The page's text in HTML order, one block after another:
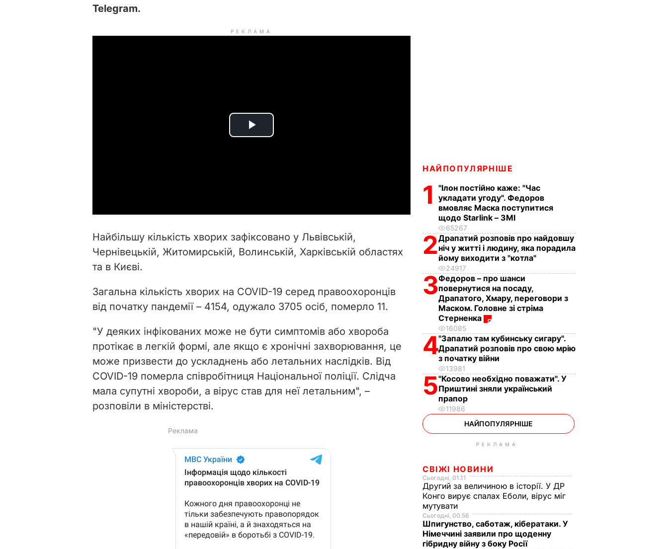
Telegram.
РЕКЛАМА
P
i
e
o
Найбільшу кількість хворих зафіксовано у Львівській,
Чернівецькій, Житомирській, Волинській, Харківській областях
та в Києві.
Загальна кількість хворих на COVID-19 серед правоохоронців
від початку пандемії – 4154, одужало 3705 осіб, померло 11.
"У деяких інфікованих може не бути симптомів або хвороба
протікає в легкій формі, але якщо є хронічні захворювання, це
може призвести до ускладнень або летальних наслідків. Від
COVID-19 померла співробітниця Національної поліції. Слідча
мала супутні хвороби, а вірус став для неї летальним", –
розповіли в міністерстві.
НАЙПОПУЛЯРНІШЕ
1
"Ілон постійно каже: "Час
укладати угоду". Федоров
вмовляє Маска поступитися
щодо Starlink – ЗМІ
65267
2Драпатий розповів про найдовшу
ніч у житті і людину, яка порадила
йому виходити з "котла"
24917
3Федоров – про шанси
повернутися на посаду,
Драпатого, Хмару, переговори з
Маском. Головне зі стріма
Стерненка
16085
4"Запалю там кубинську сигару".
Драпатий розповів про свою мрію
з початку війни
13981
5"Косово необхідно поважати". У
Приштині зняли український
прапор
11986
НАЙПОПУЛЯРНІШЕ
РЕКЛАМА
СВІЖІ НОВИНИ
Сьогодні, 01.11
Другий за величиною в історії. У ДР
Конго вирує спалах Еболи, вірус міг
мутувати
Сьогодні, 00.56
Шпигунство, саботаж, кібератаки. У
Німеччині заявили про щоденну
гібридну війну з боку Росії